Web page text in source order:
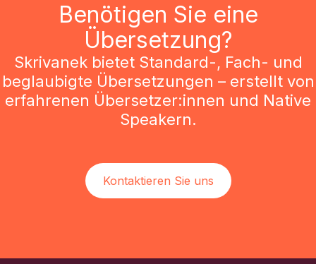
Benötigen Sie eine
Übersetzung?
Skrivanek bietet Standard-, Fach- und
beglaubigte Übersetzungen – erstellt von
erfahrenen Übersetzer:innen und Native
Speakern.
Kontaktieren Sie uns